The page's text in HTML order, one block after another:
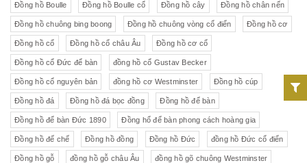
Đồng hồ Boulle Đồng hồ Boulle cổ Đồng hồ cây Đồng hồ chân nến
Đồng hồ chuông bing boong Đồng hồ chuông vòng cổ điển Đồng hồ cơ
Đồng hồ cổ Đồng hồ cổ châu Âu Đồng hồ cơ cổ
Đồng hồ cổ Đức để bàn đồng hồ cổ Gustav Becker
Đồng hồ cổ nguyên bản đồng hồ cơ Westminster Đồng hồ cúp
Đồng hồ đá Đồng hồ đá bọc đồng Đồng hồ để bàn
Đồng hồ để bàn Đức 1890 Đồng hổ để bàn phong cách hoàng gia
Đồng hồ đế chế Đồng hồ đồng Đồng hồ Đức đồng hồ Đức cổ điển
Đồng hồ gỗ đồng hồ gỗ châu Âu đồng hồ gõ chuông Westminster